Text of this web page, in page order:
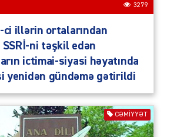
3279
ci illərin ortalarından
SSRİ-ni təşkil edən
ictimai-siyasi həyatında
yenidən gündəmə gətirildi
CƏMIYYƏT